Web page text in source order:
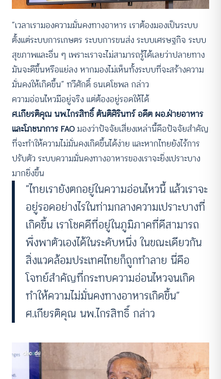
“เวลาเรามองความมั่นคงทางอาหาร เราต้องมองเป็นระบบ
ตั้งแต่ระบบการเกษตร ระบบการขนส่ง ระบบเศรษฐกิจ ระบบ
สุขภาพและอื่น ๆ เพราะเราจะไม่สามารถรู้ได้เลยว่าปลายทาง
มันจะดีขึ้นหรือแย่ลง หากมองไม่เห็นทั้งระบบที่จะสร้างความ
มั่นคงให้เกิดขึ้น” ทวีศักดิ์ ธนเดโชพล กล่าว
ความอ่อนไหวมีอยู่จริง แต่ต้องอยู่รอดให้ได้
ศ.เกียรติคุณ นพ.ไกรสิทธิ์ ตันติศิรินทร์ อดีต ผอ.ฝ่ายอาหาร
และโภชนาการ FAOมองว่าปัจจัยเสี่ยงเหล่านี้คือปัจจัยสำคัญ
ที่จะทำให้ความไม่มั่นคงเกิดขึ้นได้ง่าย และหากไทยยังไร้การ
ปรับตัว ระบบความมั่นคงทางอาหารของเราจะยิ่งเปราะบาง
มากยิ่งขึ้น
“ไทยเรายังตกอยู่ในความอ่อนไหวนี้ แล้วเราจะ
อยู่รอดอย่างไรในท่ามกลางความเปราะบางที่
เกิดขึ้น เราโชคดีที่อยู่ในภูมิภาคที่ดีสามารถ
พึ่งพาตัวเองได้ในระดับหนึ่ง ในขณะเดียวกัน
สิ่งแวดล้อมประเทศไทยก็ถูกทำลาย นี่คือ
โจทย์สำคัญที่กระทบความอ่อนไหวจนเกิด
ทำให้ความไม่มั่นคงทางอาหารเกิดขึ้น“
ศ.เกียรติคุณ นพ.ไกรสิทธิ์ กล่าว